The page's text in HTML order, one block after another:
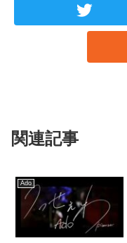
関連記事
Ado